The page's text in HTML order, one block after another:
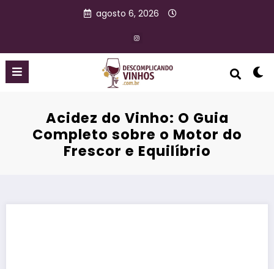
agosto 6, 2026
Acidez do Vinho: O Guia
Completo sobre o Motor do
Frescor e Equilíbrio